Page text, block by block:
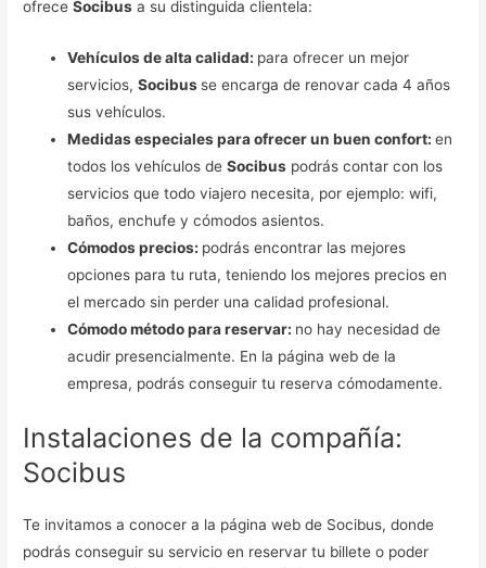
ofreceSocibus a su distinguida clientela:
Vehículos de alta calidad: para ofrecer un mejor
servicios,Socibus se encarga de renovar cada 4 años
sus vehículos.
Medidas especiales para ofrecer un buen confort:en
todos los vehículos deSocibus podrás contar con los
servicios que todo viajero necesita, por ejemplo: wifi,
baños, enchufe y cómodos asientos.
Cómodos precios: podrás encontrar las mejores
opciones para tu ruta, teniendo los mejores precios en
el mercado sin perder una calidad profesional.
Cómodo método para reservar: no hay necesidad de
acudir presencialmente. En la página web de la
empresa, podrás conseguir tu reserva cómodamente.
Instalaciones de la compañía:
Socibus
Te invitamos a conocer a la página web de Socibus, donde
podrás conseguir su servicio en reservar tu billete o poder